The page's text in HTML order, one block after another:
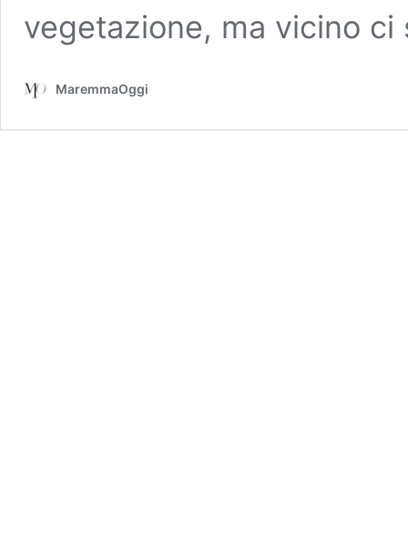
vegetazione, ma vicino
MaremmaOggi